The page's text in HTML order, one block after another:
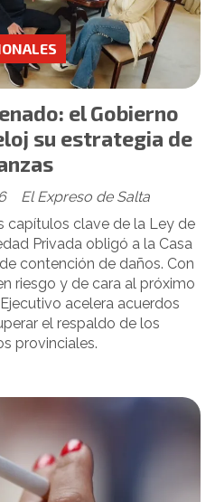
el Gobierno
su estrategia de
El Expreso de Salta
capítulos clave de la Ley de
Privada obligó a la Casa
contención de daños. Con
riesgo y de cara al próximo
acelera acuerdos
el respaldo de los
provinciales.